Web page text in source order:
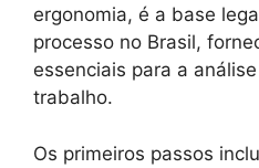
ergonomia, é a base
processo no Brasil,
essenciais para a
trabalho.
Os primeiros passos